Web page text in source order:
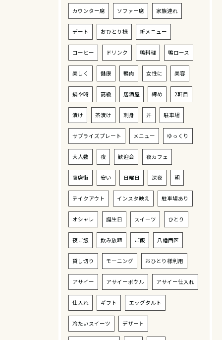
カウンター席 ソファー席 家族連れ
デート おひとり様 新メニュー
コーヒー ドリンク 鴨料理 鴨ロース
美しく 健康 鴨肉 女性に 美容
鍋や時 高級 居酒屋 締め 2軒目
漬け 茶漬け 刺身 丼 駐車場
サプライズプレート メニュー ゆっくり
大人数 夜 歓迎会 夜カフェ
商店街 安い 日曜日 深夜 朝
テイクアウト インスタ映え 駐車場あり
オシャレ 誕生日 スイーツ ひとり
夜ご飯 飲み放題 ご飯 八幡西区
貸し切り モーニング おひとり様利用
アサイー アサイーボウル アサイー仕入れ
仕入れ ギフト エッグタルト
冷たいスイーツ デザート